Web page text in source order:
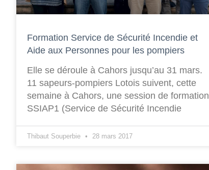
Formation Service de Sécurité Incendie et
Aide aux Personnes pour les pompiers
Elle se déroule à Cahors jusqu’au 31 mars.
11 sapeurs-pompiers Lotois suivent, cette
semaine à Cahors, une session de formation
SSIAP1 (Service de Sécurité Incendie
Thibaut Souperbie 28 mars 2017